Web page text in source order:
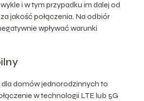
i w tym przypadku im dalej od
jakość połączenia. Na odbiór
wpływać warunki
domów jednorodzinnych to
w technologii LTE lub 5G